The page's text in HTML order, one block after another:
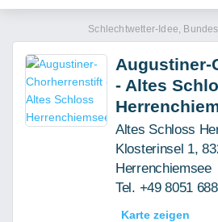
Schlechtwetter-Idee,
Augustiner-
- Altes
Altes Schloss
Klosterinsel 1,
Herrenchiemsee
Tel. +49 8051
Karte zeigen